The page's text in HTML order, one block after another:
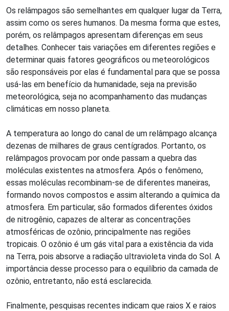
Os relâmpagos são semelhantes em qualquer lugar da Terra,
assim como os seres humanos. Da mesma forma que estes,
porém, os relâmpagos apresentam diferenças em seus
detalhes. Conhecer tais variações em diferentes regiões e
determinar quais fatores geográficos ou meteorológicos
são responsáveis por elas é fundamental para que se possa
usá-las em benefício da humanidade, seja na previsão
meteorológica, seja no acompanhamento das mudanças
climáticas em nosso planeta.
A temperatura ao longo do canal de um relâmpago alcança
dezenas de milhares de graus centígrados. Portanto, os
relâmpagos provocam por onde passam a quebra das
moléculas existentes na atmosfera. Após o fenômeno,
essas moléculas recombinam-se de diferentes maneiras,
formando novos compostos e assim alterando a química da
atmosfera. Em particular, são formados diferentes óxidos
de nitrogênio, capazes de alterar as concentrações
atmosféricas de ozônio, principalmente nas regiões
tropicais. O ozônio é um gás vital para a existência da vida
na Terra, pois absorve a radiação ultravioleta vinda do Sol. A
importância desse processo para o equilíbrio da camada de
ozônio, entretanto, não está esclarecida.
Finalmente, pesquisas recentes indicam que raios X e raios